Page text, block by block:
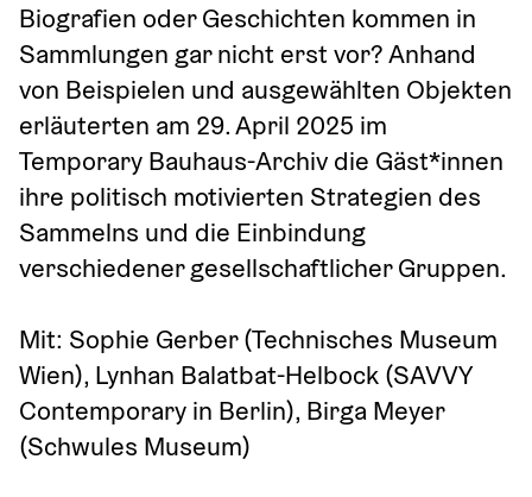
Biografien oder Geschichten kommen in
Sammlungen gar nicht erst vor? Anhand
von Beispielen und ausgewählten Objekten
erläuterten am 29. April 2025 im
Temporary Bauhaus-Archiv die Gäst*innen
ihre politisch motivierten Strategien des
Sammelns und die Einbindung
verschiedener gesellschaftlicher Gruppen.
Mit: Sophie Gerber (Technisches Museum
Wien), Lynhan Balatbat-Helbock (SAVVY
Contemporary in Berlin), Birga Meyer
(Schwules Museum)